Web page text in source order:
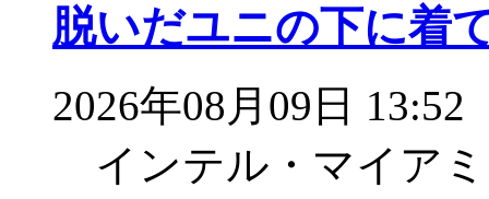
脱いだユニの下に着
2026年08月09日 13:52
インテル・マイア